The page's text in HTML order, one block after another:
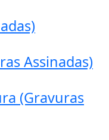
Assinadas)
(Gravuras